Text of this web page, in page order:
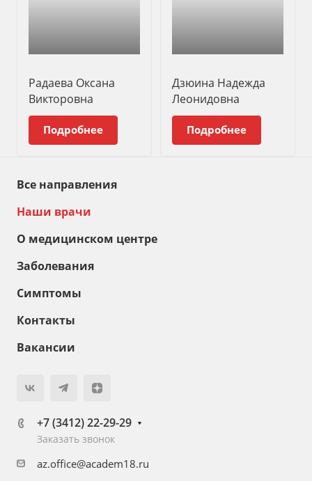
Радаева Оксана
Викторовна
Подробнее
Дзюина Надежда
Леонидовна
Подробнее
Все направления
Наши врачи
О медицинском центре
Заболевания
Симптомы
Контакты
Вакансии
+7 (3412) 22-29-29
Заказать звонок
az.office@academ18.ru